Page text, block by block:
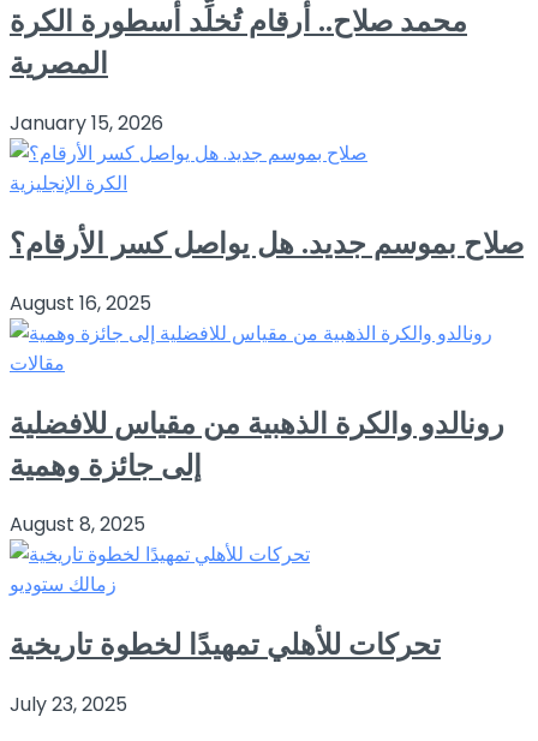
محمد صلاح.. أرقام تُخلِّد أسطورة الكرة
المصرية
January 15, 2026
الكرة الإنجليزية
صلاح بموسم جديد. هل يواصل كسر الأرقام؟
August 16, 2025
مقالات
رونالدو والكرة الذهبية من مقياس للافضلية
إلى جائزة وهمية
August 8, 2025
زمالك ستوديو
تحركات للأهلي تمهيدًا لخطوة تاريخية
July 23, 2025